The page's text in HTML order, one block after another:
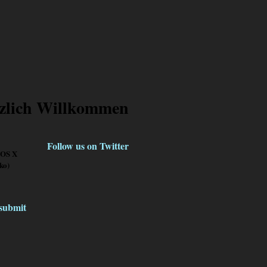
Willkommen
Follow us on Twitter
X